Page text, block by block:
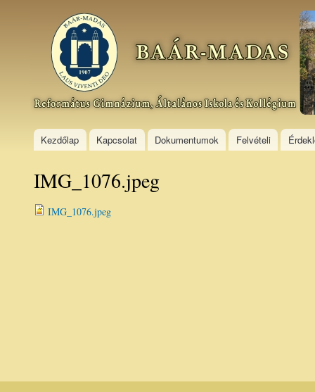
Baár–
Madas
Református
Gimnázium,
Általános
Kollégium
Kezdőlap Kapcsolat Dokumentumok Felvételi
IMG_1076.jpeg
IMG_1076.jpeg